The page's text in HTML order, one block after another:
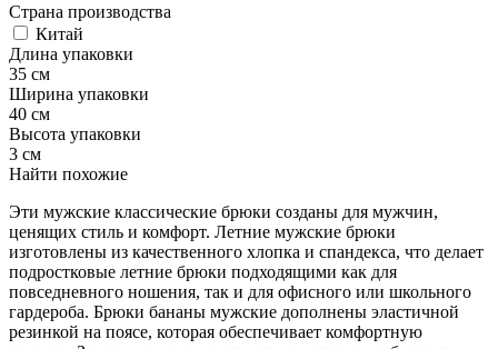
Страна производства
Китай
Длина упаковки
35 см
Ширина упаковки
40 см
Высота упаковки
3 см
Найти похожие
Эти мужские классические брюки созданы для мужчин,
ценящих стиль и комфорт. Летние мужские брюки
изготовлены из качественного хлопка и спандекса, что делает
подростковые летние брюки подходящими как для
повседневного ношения, так и для офисного или школьного
гардероба. Брюки бананы мужские дополнены эластичной
резинкой на поясе, которая обеспечивает комфортную